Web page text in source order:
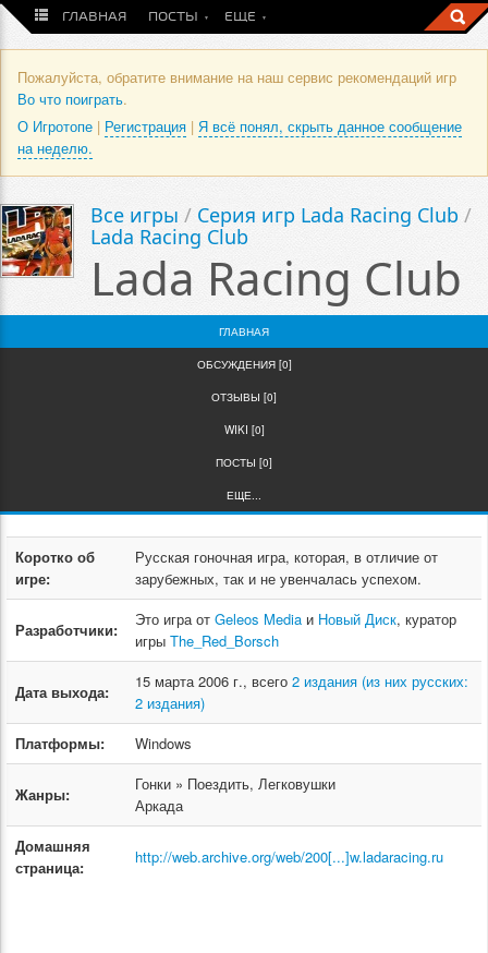
ГЛАВНАЯ ПОСТЫ ЕЩЕ
Пожалуйста, обратите внимание на наш сервис рекомендаций игр
Во что поиграть.
О Игротопе | Регистрация | Я всё понял, скрыть данное сообщение
на неделю.
Все игры / Серия игр Lada Racing Club /
Lada Racing Club
Lada Racing Club
ГЛАВНАЯ
ОБСУЖДЕНИЯ [0]
ОТЗЫВЫ [0]
WIKI [0]
ПОСТЫ [0]
ЕЩЕ...
Коротко об
игре:
Русская гоночная игра, которая, в отличие от
зарубежных, так и не увенчалась успехом.
Разработчики:
Это игра от Geleos Media и Новый Диск, куратор
игры The_Red_Borsch
Дата выхода:
15 марта 2006 г., всего 2 издания (из них русских:
2 издания)
Платформы:
Windows
Жанры:
Гонки » Поездить, Легковушки
Аркада
Домашняя
страница:
http://web.archive.org/web/200[...]w.ladaracing.ru